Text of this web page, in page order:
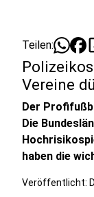
Teilen:
Vereine
Der
Die
haben die
Veröffentlicht: